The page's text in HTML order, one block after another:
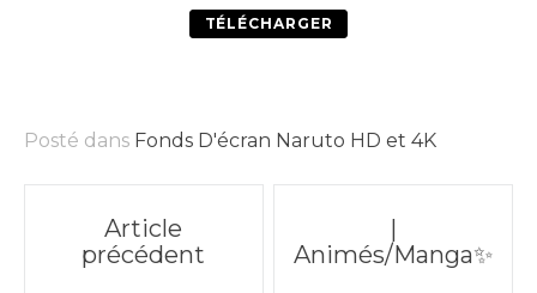
TÉLÉCHARGER
Posté dans Fonds D'écran Naruto HD et 4K
Poste
navigation
Article
précédent
|
Animés/Manga✨